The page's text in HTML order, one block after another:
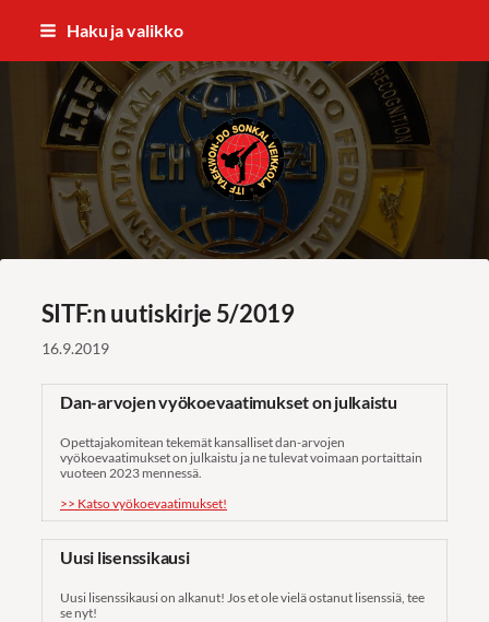
sivun
Haku ja valikko
ITF Taekwon-do Sonkal Veikkola
SITF:n uutiskirje 5/2019
16.9.2019
Dan-arvojen vyökoevaatimukset on julkaistu
Opettajakomitean tekemät kansalliset dan-arvojen
vyökoevaatimukset on julkaistu ja ne tulevat voimaan portaittain
vuoteen 2023 mennessä.
>> Katso vyökoevaatimukset!
Uusi lisenssikausi
Uusi lisenssikausi on alkanut! Jos et ole vielä ostanut lisenssiä, tee
se nyt!